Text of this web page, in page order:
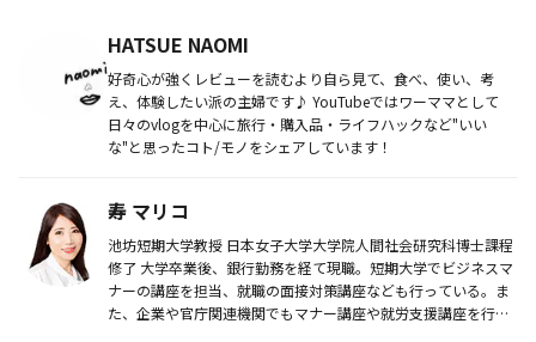
HATSUE NAOMI
好奇心が強くレビューを読むより自ら見て、食べ、使い、考
え、体験したい派の主婦です♪ YouTubeではワーママとして
日々のvlogを中心に旅行・購入品・ライフハックなど"いい
な"と思ったコト/モノをシェアしています！
寿 マリコ
池坊短期大学教授 日本女子大学大学院人間社会研究科博士課程
修了 大学卒業後、銀行勤務を経て現職。短期大学でビジネスマ
ナーの講座を担当、就職の面接対策講座なども行っている。ま
た、企業や官庁関連機関でもマナー講座や就労支援講座を行